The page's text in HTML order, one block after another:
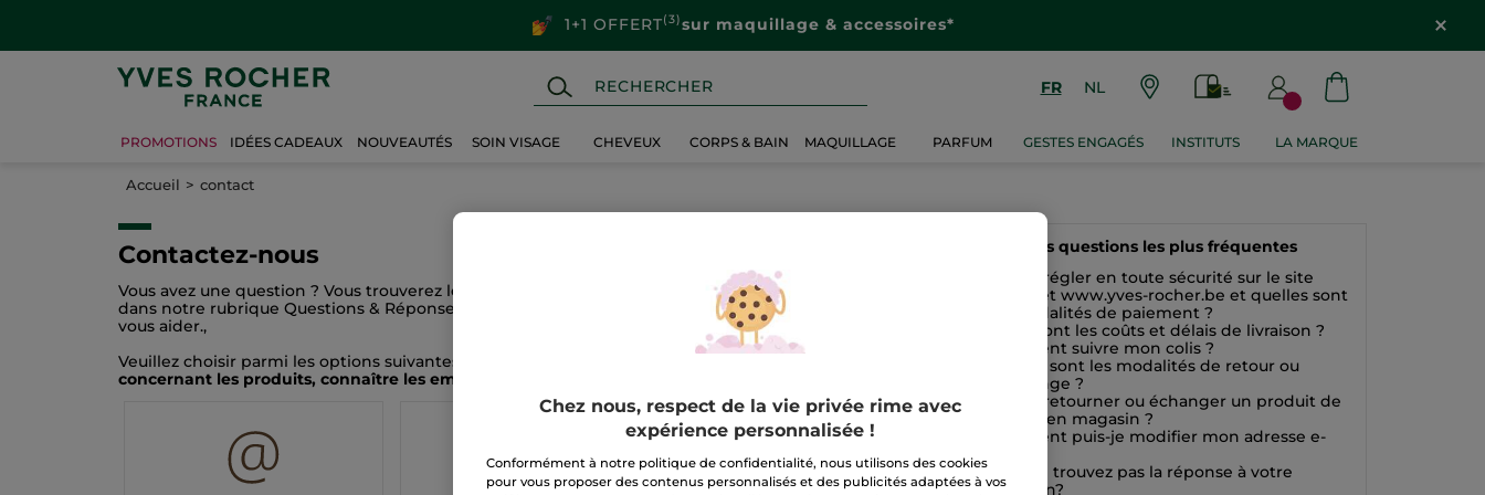
1+1 OFFERT(3)sur maquillage & accessoires*
FR NL
PROMOTIONS IDÉES CADEAUX NOUVEAUTÉS SOIN VISAGE CHEVEUX CORPS & BAIN MAQUILLAGE PARFUM GESTES ENGAGÉS INSTITUTS LA MARQUE
Accueil contact
Contactez-nous
Vous avez une question ? Vous trouverez les réponses aux questions les plus fréquentes de nos clientes
dans notre rubrique Questions & Réponses
. Sinon, notre service clients est toujours disponible pour
vous aider.,
Veuillez choisir parmi les options suivantes pour
concernant les produits, connaître les emplacements des magasins, et plus.
Les questions les plus fréquentes
Puis-je régler en toute sécurité sur le site
Internet www.yves-rocher.be et quelles sont
les modalités de paiement ?
Quels sont les coûts et délais de livraison ?
Comment suivre mon colis ?
Quelles sont les modalités de retour ou
d'échange ?
Puis-je retourner ou échanger un produit de
beauté en magasin ?
Comment puis-je modifier mon adresse e-
Vous ne trouvez pas la réponse à votre
question?
Chez nous, respect de la vie privée rime avec
expérience personnalisée !
Conformément à notre politique de confidentialité, nous utilisons des cookies
pour vous proposer des contenus personnalisés et des publicités adaptées à vos